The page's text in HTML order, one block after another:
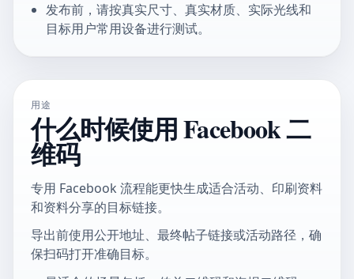
发布前，请按真实尺寸、真实材质、实际光线和
目标用户常用设备进行测试。
用途
什么时候使用 Facebook 二
维码
专用 Facebook 流程能更快生成适合活动、印刷资料
和资料分享的目标链接。
导出前使用公开地址、最终帖子链接或活动路径，确
保扫码打开准确目标。